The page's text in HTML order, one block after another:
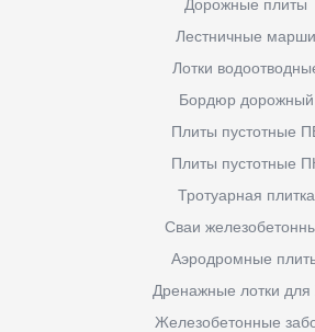
Дорожные плиты
Лестничные марши
Лотки
Бордюр дорожный
Плиты пустотные
Плиты пустотные
Тротуарная плитка
Сваи
Аэродромные
Дренажные лотки
Железобетонные